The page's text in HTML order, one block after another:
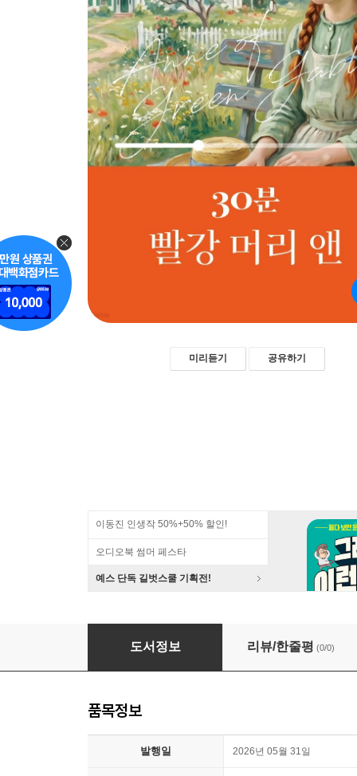
미리듣기 공유하기
이동진 인생작 50%+50% 할인!
오디오북 썸머 페스타
예스 단독 길벗스쿨 기획전!
30분 빨강 머리 앤
도서정보 리뷰/한줄평 (0/0)
품목정보
발행일 2026년 05월 31일